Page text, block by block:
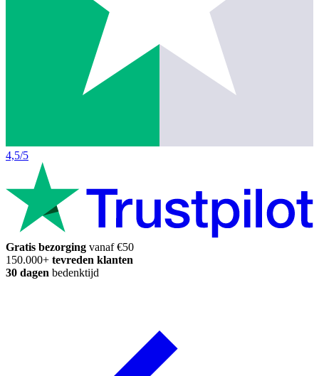
4,5/5
Gratis bezorging vanaf €50
150.000+ tevreden klanten
30 dagen bedenktijd